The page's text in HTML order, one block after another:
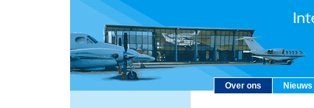
Over ons Nieuws